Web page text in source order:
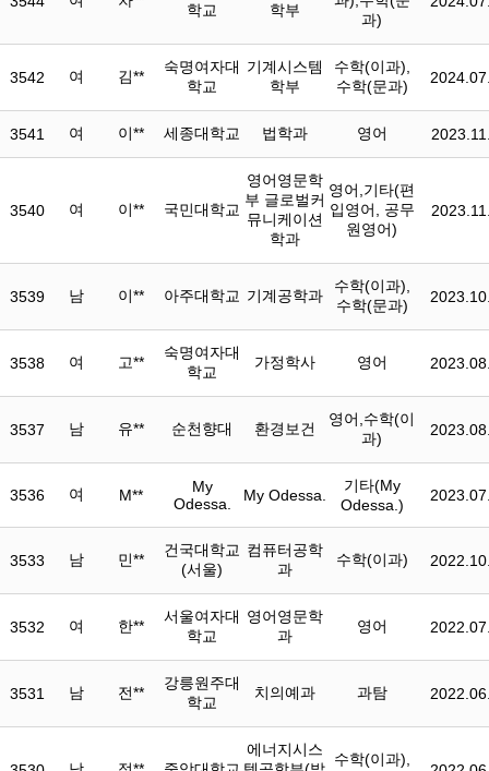
학교
학부
과)
3542 여 김**
숙명여자대
학교
기계시스템
학부
수학(이과),
수학(문과)
3541 여 이** 세종대학교 법학과 영어
3540 여 이** 국민대학교
영어영문학
부 글로벌커
뮤니케이션
학과
영어,기타(편
입영어, 공무
원영어)
3539 남 이** 아주대학교 기계공학과
수학(이과),
수학(문과)
3538 여 고**
숙명여자대
학교
가정학사 영어
3537 남 유** 순천향대 환경보건
영어,수학(이
과)
3536 여 M**
My
Odessa.
My Odessa.
기타(My
Odessa.)
3533 남 민**
건국대학교
(서울)
컴퓨터공학
과
수학(이과)
3532 여 한**
서울여자대
학교
영어영문학
과
영어
3531 남 전**
강릉원주대
학교
치의예과 과탐
에너지시스
수학(이과),